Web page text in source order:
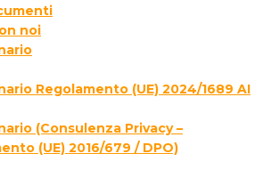
noi
Regolamento (UE) 2024/1689 AI
(Consulenza Privacy –
(UE) 2016/679 / DPO)